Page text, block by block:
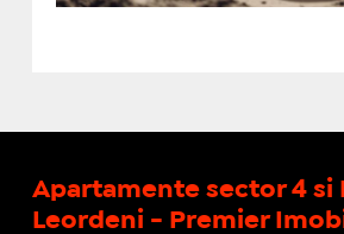
Apartamente sector 4 si
Leordeni - Premier